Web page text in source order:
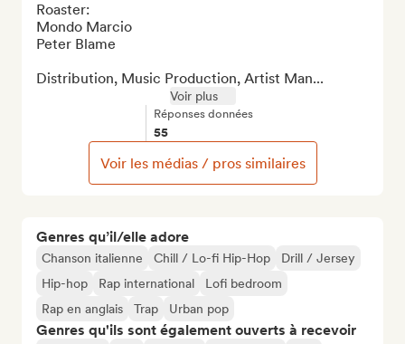
Genres qu’il/elle adore
Chanson italienne Chill / Lo-fi Hip-Hop
Drill / Jersey
Hip-hop
Rap international
Lofi bedroom
Rap en anglais
Trap Urban pop
Genres qu'ils sont également ouverts à recevoir
Roaster:
Mondo Marcio
Peter Blame
Distribution, Music Production, Artist Man...
Voir plus
Réponses données
55
Voir les médias / pros similaires